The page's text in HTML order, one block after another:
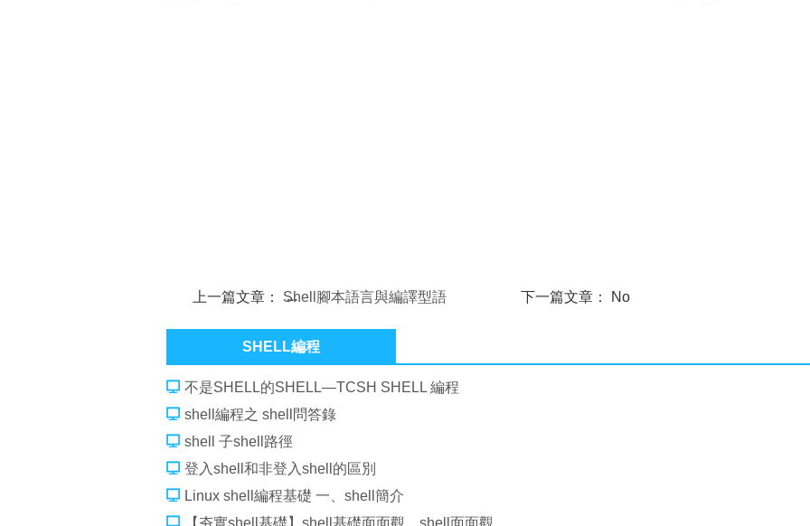
上一篇文章： Shell腳本語言與編譯型語
下一篇文章： No
SHELL編程
不是SHELL的SHELL—TCSH SHELL 編程
shell編程之 shell問答錄
shell 子shell路徑
登入shell和非登入shell的區別
Linux shell編程基礎 一、shell簡介
【夯實shell基礎】shell基礎面面觀，shell面面觀